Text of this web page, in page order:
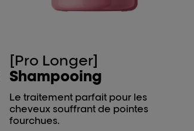
[Pro Longer]
Shampooing
Le traitement parfait pour les
cheveux souffrant de pointes
fourchues.